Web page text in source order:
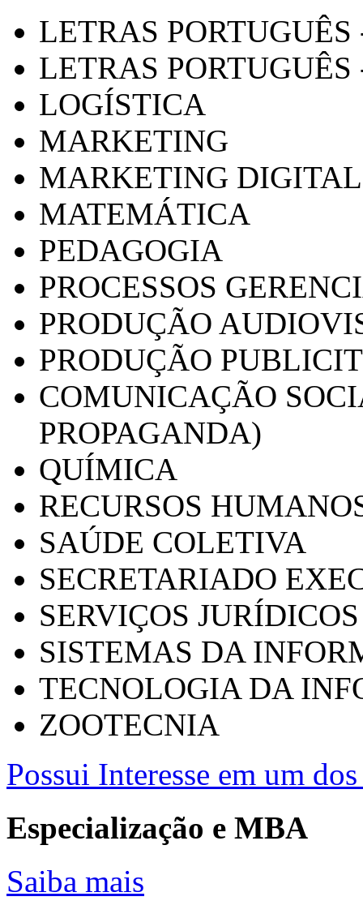
LETRAS
LETRAS PORTUGUÊS
LOGÍSTICA
MARKETING
MARKETING DIGITAL
MATEMÁTICA
PEDAGOGIA
PROCESSOS
PRODUÇÃO
PRODUÇÃO
COMUNICAÇÃO
PROPAGANDA)
QUÍMICA
RECURSOS
SAÚDE COLETIVA
SECRETARIADO
SERVIÇOS
SISTEMAS DA
TECNOLOGIA DA
ZOOTECNIA
Possui Interesse em um
Especialização e MBA
Saiba mais